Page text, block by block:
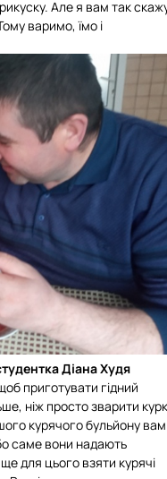
Але я вам так
варимо, їмо і
Діана Худя
приготувати гідний
ніж просто зварити
курячого бульйону вам
саме вони надають
для цього взяти курячі